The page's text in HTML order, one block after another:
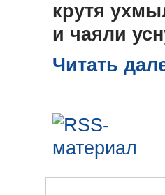
крутя
и чаяли
Читать